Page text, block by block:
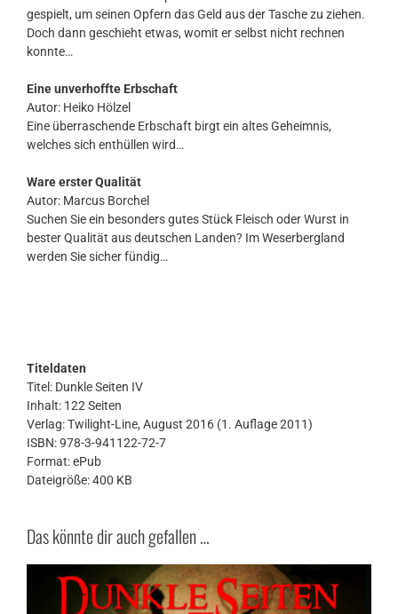
gespielt, um seinen Opfern das Geld aus der Tasche zu ziehen.
Doch dann geschieht etwas, womit er selbst nicht rechnen
konnte…
Eine unverhoffte Erbschaft
Autor: Heiko Hölzel
Eine überraschende Erbschaft birgt ein altes Geheimnis,
welches sich enthüllen wird…
Ware erster Qualität
Autor: Marcus Borchel
Suchen Sie ein besonders gutes Stück Fleisch oder Wurst in
bester Qualität aus deutschen Landen? Im Weserbergland
werden Sie sicher fündig…
Titeldaten
Titel: Dunkle Seiten IV
Inhalt: 122 Seiten
Verlag: Twilight-Line, August 2016 (1. Auflage 2011)
ISBN: 978-3-941122-72-7
Format: ePub
Dateigröße: 400 KB
Das könnte dir auch gefallen …